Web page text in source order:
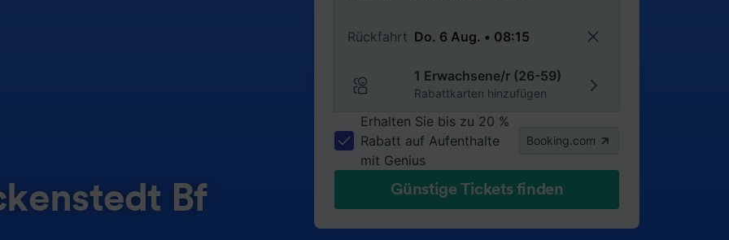
Bf
Rückfahrt
1 Erwachsene/r (26-59)
Rabattkarten hinzufügen
Erhalten Sie bis zu 20 %
Rabatt auf Aufenthalte
mit Genius
Booking.com
Günstige Tickets finden